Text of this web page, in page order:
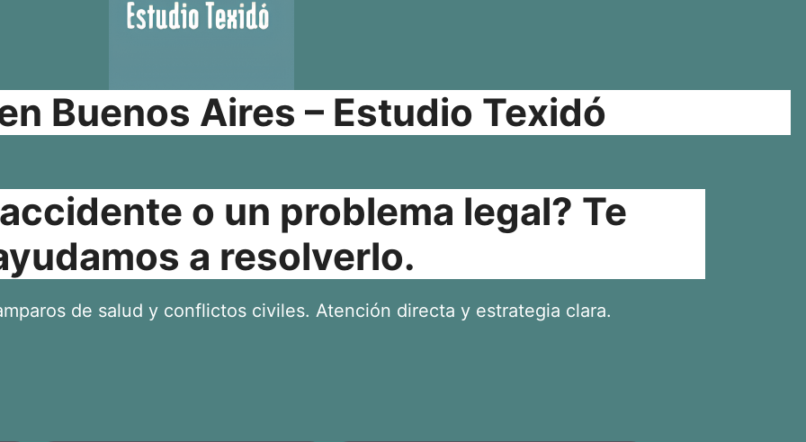
Buenos Aires – Estudio Texidó
o un problema legal? Te
a resolverlo.
de salud y conflictos civiles. Atención directa y estrategia clara.